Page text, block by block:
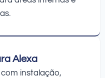
Alexa
instalação,